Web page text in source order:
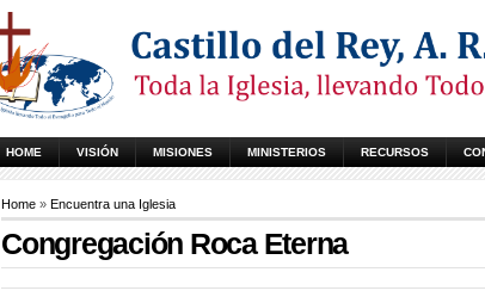
HOME VISIÓN MISIONES MINISTERIOS RECURSOS
Home » Encuentra una Iglesia
Congregación Roca Eterna